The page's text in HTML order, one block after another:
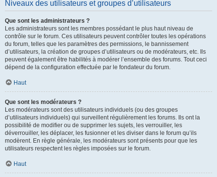
Niveaux des utilisateurs et groupes d’utilisateurs
Que sont les administrateurs ?
Les administrateurs sont les membres possédant le plus haut niveau de
contrôle sur le forum. Ces utilisateurs peuvent contrôler toutes les opérations
du forum, telles que les paramètres des permissions, le bannissement
d’utilisateurs, la création de groupes d’utilisateurs ou de modérateurs, etc. Ils
peuvent également être habilités à modérer l’ensemble des forums. Tout ceci
dépend de la configuration effectuée par le fondateur du forum.
Haut
Que sont les modérateurs ?
Les modérateurs sont des utilisateurs individuels (ou des groupes
d’utilisateurs individuels) qui surveillent régulièrement les forums. Ils ont la
possibilité de modifier ou de supprimer les sujets, les verrouiller, les
déverrouiller, les déplacer, les fusionner et les diviser dans le forum qu’ils
modèrent. En règle générale, les modérateurs sont présents pour que les
utilisateurs respectent les règles imposées sur le forum.
Haut